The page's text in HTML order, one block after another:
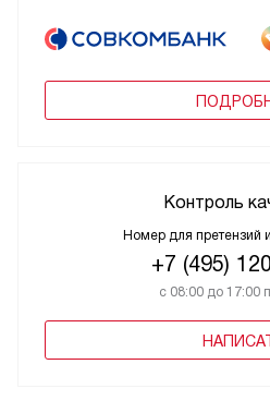
Контроль
Номер для претензий
+7 (495)
с 08:00 до 17:00